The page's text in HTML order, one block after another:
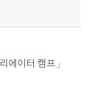
에이터 캠프」